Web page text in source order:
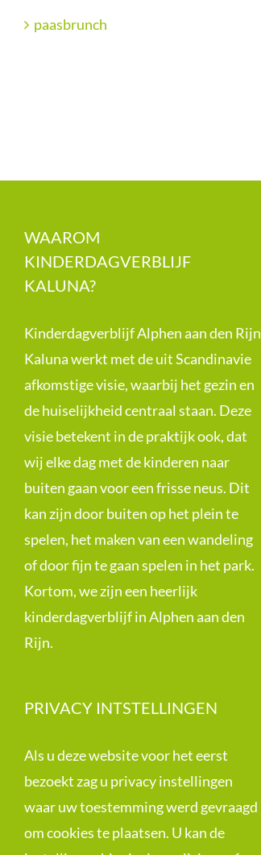
paasbrunch
WAAROM
KINDERDAGVERBLIJF
KALUNA?
Kinderdagverblijf Alphen aan den Rijn
Kaluna werkt met de uit Scandinavie
afkomstige visie, waarbij het gezin en
de huiselijkheid centraal staan. Deze
visie betekent in de praktijk ook, dat
wij elke dag met de kinderen naar
buiten gaan voor een frisse neus. Dit
kan zijn door buiten op het plein te
spelen, het maken van een wandeling
of door fijn te gaan spelen in het park.
Kortom, we zijn een heerlijk
kinderdagverblijf in Alphen aan den
Rijn.
PRIVACY INTSTELLINGEN
Als u deze website voor het eerst
bezoekt zag u privacy instellingen
waar uw toestemming werd gevraagd
om cookies te plaatsen. U kan de